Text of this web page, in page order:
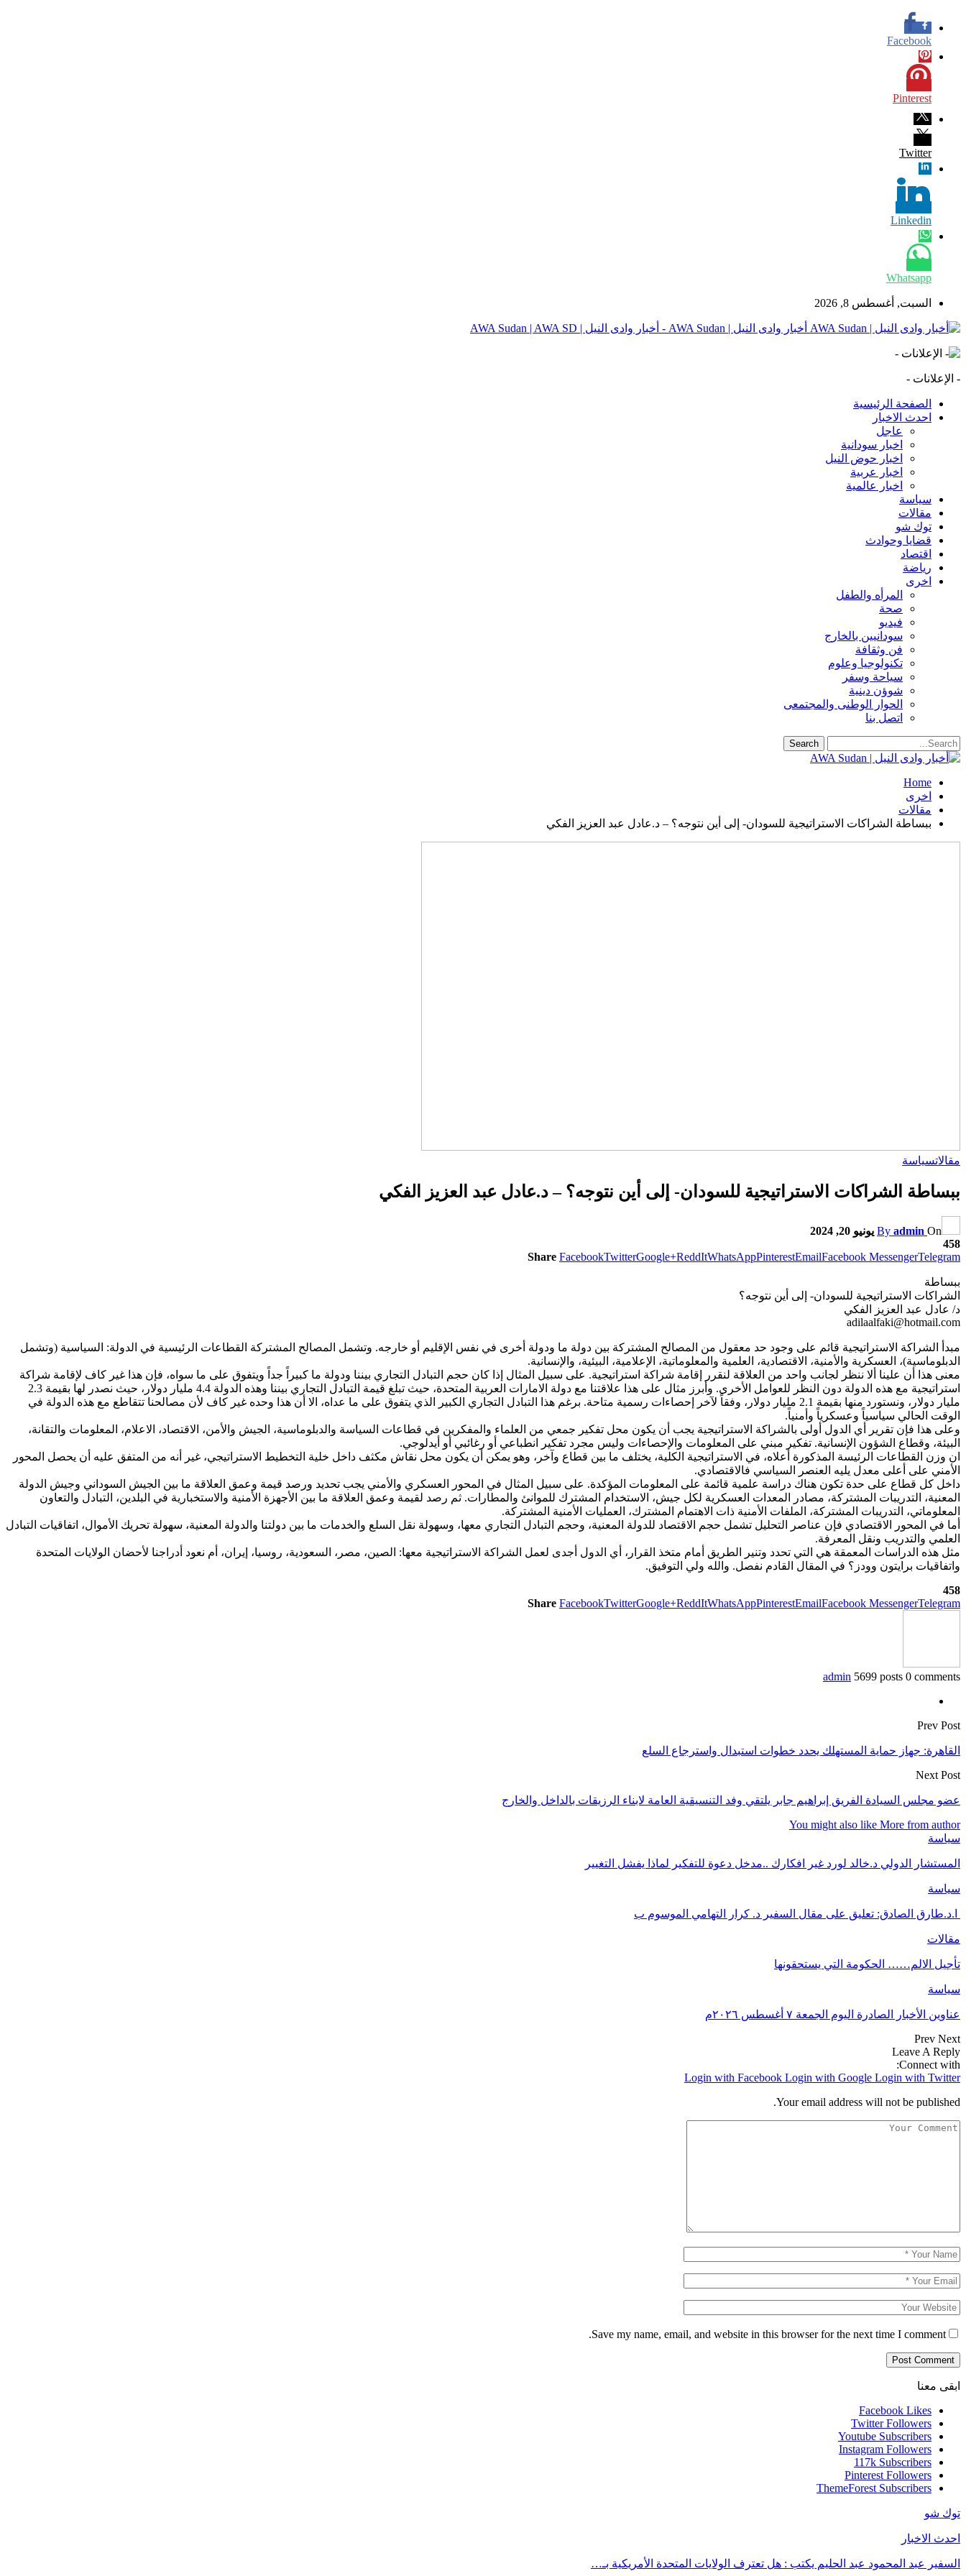
Facebook
Pinterest
Twitter
Linkedin
Whatsapp
السبت, أغسطس 8, 2026
أخبار وادى النيل | AWA Sudan - أخبار وادى النيل | AWA Sudan | AWA SD
- الإعلانات -
الصفحة الرئيسية
احدث الاخبار
عاجل
اخبار سودانية
اخبار حوض النيل
اخبار عربية
اخبار عالمية
سياسة
مقالات
توك شو
قضايا وحوادث
اقتصاد
رياضة
اخرى
المرأه والطفل
صحة
فيديو
سودانيين بالخارج
فن وثقافة
تكنولوجيا وعلوم
سياحة وسفر
شوؤن دينية
الحوار الوطنى والمجتمعى
اتصل بنا
Home
اخرى
مقالات
ببساطة الشراكات الاستراتيجية للسودان- إلى أين نتوجه؟ – د.عادل عبد العزيز الفكي
مقالاتسياسة
ببساطة الشراكات الاستراتيجية للسودان- إلى أين نتوجه؟ – د.عادل عبد العزيز الفكي
By admin On
يونيو 20, 2024
458
Share FacebookTwitterGoogle+ReddItWhatsAppPinterestEmailFacebook MessengerTelegram
ببساطة
الشراكات الاستراتيجية للسودان- إلى أين نتوجه؟
د/ عادل عبد العزيز الفكي
adilaalfaki@hotmail.com
مبدأ الشراكة الاستراتيجية قائم على وجود حد معقول من المصالح المشتركة بين دولة ما ودولة أخرى في نفس الإقليم أو خارجه. وتشمل المصالح المشتركة القطاعات الرئيسية في الدولة: السياسية (وتشمل
الدبلوماسية)، العسكرية والأمنية، الاقتصادية، العلمية والمعلوماتية، الإعلامية، البيئية، والإنسانية.
معنى هذا أن علينا ألا ننظر لجانب واحد من العلاقة لنقرر إقامة شراكة استراتيجية. على سبيل المثال إذا كان حجم التبادل التجاري بيننا ودولة ما كبيراً جداً ويتفوق على ما سواه، فإن هذا غير كاف لإقامة شراكة
استراتيجية مع هذه الدولة دون النظر للعوامل الأخرى. وأبرز مثال على هذا علاقتنا مع دولة الامارات العربية المتحدة، حيث تبلغ قيمة التبادل التجاري بيننا وهذه الدولة 4.4 مليار دولار، حيث نصدر لها بقيمة 2.3
مليار دولار، ونستورد منها بقيمة 2.1 مليار دولار، وفقاً لآخر إحصاءات رسمية متاحة. برغم هذا التبادل التجاري الكبير الذي يتفوق على ما عداه، الا أن هذا وحده غير كاف لأن مصالحنا تتقاطع مع هذه الدولة في
الوقت الحالي سياسياً وعسكرياً وأمنياً.
وعلى هذا فإن تقرير أي الدول أولى بالشراكة الاستراتيجية يجب أن يكون محل تفكير جمعي من العلماء والمفكرين في قطاعات السياسة والدبلوماسية، الجيش والأمن، الاقتصاد، الاعلام، المعلومات والتقانة،
البيئة، وقطاع الشؤون الإنسانية. تفكير مبني على المعلومات والإحصاءات وليس مجرد تفكير انطباعي أو رغائبي أو أيدلوجي.
ان وزن القطاعات الرئيسة المذكورة أعلاه، في الاستراتيجية الكلية، يختلف ما بين قطاع وآخر، وهو يمكن أن يكون محل نقاش مكثف داخل خلية التخطيط الاستراتيجي، غير أنه من المتفق عليه أن يحصل المحور
الأمني على أعلى معدل يليه العنصر السياسي فالاقتصادي.
داخل كل قطاع على حدة تكون هناك دراسة علمية قائمة على المعلومات المؤكدة. على سبيل المثال في المحور العسكري والأمني يجب تحديد ورصد قيمة وعمق العلاقة ما بين الجيش السوداني وجيش الدولة
المعنية، التدريبات المشتركة، مصادر المعدات العسكرية لكل جيش، الاستخدام المشترك للموانئ والمطارات. ثم رصد لقيمة وعمق العلاقة ما بين الأجهزة الأمنية والاستخبارية في البلدين، التبادل والتعاون
المعلوماتي، التدريبات المشتركة، الملفات الأمنية ذات الاهتمام المشترك، العمليات الأمنية المشتركة.
أما في المحور الاقتصادي فإن عناصر التحليل تشمل حجم الاقتصاد للدولة المعنية، وحجم التبادل التجاري معها، وسهولة نقل السلع والخدمات ما بين دولتنا والدولة المعنية، سهولة تحريك الأموال، اتفاقيات التبادل
العلمي والتدريب ونقل المعرفة.
مثل هذه الدراسات المعمقة هي التي تحدد وتنير الطريق أمام متخذ القرار، أي الدول أجدى لعمل الشراكة الاستراتيجية معها: الصين، مصر، السعودية، روسيا، إيران، أم نعود أدراجنا لأحضان الولايات المتحدة
واتفاقيات برايتون وودز؟ في المقال القادم نفصل. والله ولي التوفيق.
458
Share FacebookTwitterGoogle+ReddItWhatsAppPinterestEmailFacebook MessengerTelegram
admin 5699 posts 0 comments
Prev Post
القاهرة: جهاز حماية المستهلك يحدد خطوات استبدال واسترجاع السلع
Next Post
عضو مجلس السيادة الفريق إبراهيم جابر يلتقي وفد التنسيقية العامة لابناء الرزيقات بالداخل والخارج
You might also like More from author
سياسة
المستشار الدولي د.خالد لورد غير افكارك ..مدخل دعوة للتفكير لماذا يفشل التغيير
سياسة
ا.د.طارق الصادق: تعليق على مقال السفير د. كرار التهامي الموسوم ب
مقالات
تأجيل الالم…… الحكومة التي يستحقونها
سياسة
عناوين الأخبار الصادرة اليوم الجمعة ٧ أغسطس ٢٠٢٦م
Prev Next
Leave A Reply
Connect with:
Login with Facebook Login with Google Login with Twitter
Your email address will not be published.
Save my name, email, and website in this browser for the next time I comment.
ابقى معنا
Facebook Likes
Twitter Followers
Youtube Subscribers
Instagram Followers
117k Subscribers
Pinterest Followers
ThemeForest Subscribers
توك شو
احدث الاخبار
السفير عبد المحمود عبد الحليم يكتب : هل تعترف الولايات المتحدة الأمريكية بـ…